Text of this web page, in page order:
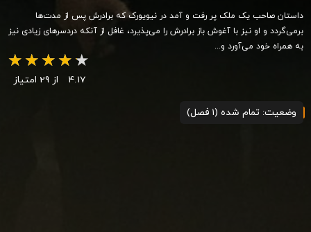
داستان صاحب یک ملک پر رفت و آمد در نیویورک که برادرش پس از مدت‌ها
برمی‌گردد و او نیز با آغوش باز برادرش را می‌پذیرد، غافل از آنکه دردسرهای زیادی نیز
به همراه خود می‌آورد و...
4.17 از 29 امتیاز
وضعیت: تمام شده (1 فصل)